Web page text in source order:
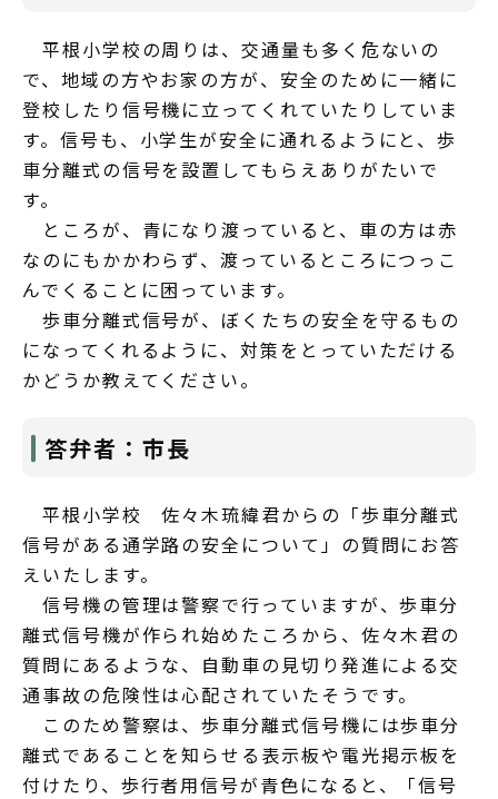
平根小学校の周りは、交通量も多く危ないの
で、地域の方やお家の方が、安全のために一緒に
登校したり信号機に立ってくれていたりしていま
す。信号も、小学生が安全に通れるようにと、歩
車分離式の信号を設置してもらえありがたいで
す。
ところが、青になり渡っていると、車の方は赤
なのにもかかわらず、渡っているところにつっこ
んでくることに困っています。
歩車分離式信号が、ぼくたちの安全を守るもの
になってくれるように、対策をとっていただける
かどうか教えてください。
答弁者：市長
平根小学校 佐々木琉緯君からの「歩車分離式
信号がある通学路の安全について」の質問にお答
えいたします。
信号機の管理は警察で行っていますが、歩車分
離式信号機が作られ始めたころから、佐々木君の
質問にあるような、自動車の見切り発進による交
通事故の危険性は心配されていたそうです。
このため警察は、歩車分離式信号機には歩車分
離式であることを知らせる表示板や電光掲示板を
付けたり、歩行者用信号が青色になると、「信号